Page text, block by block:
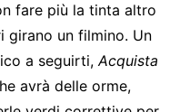
fare più la tinta altro
girano un filmino. Un
a seguirti,Acquista
avrà delle orme,